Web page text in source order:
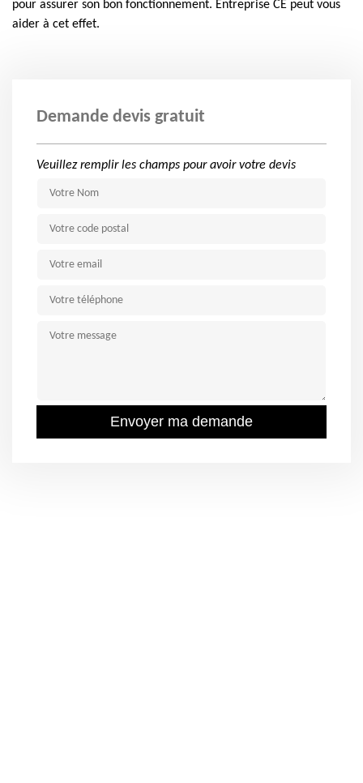
pour assurer son bon fonctionnement. Entreprise CE peut vous
aider à cet effet.
Demande devis gratuit
Veuillez remplir les champs pour avoir votre devis